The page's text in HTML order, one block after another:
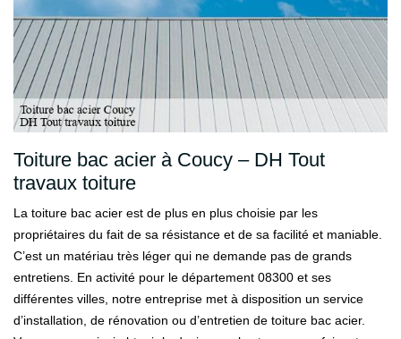
Toiture bac acier à Coucy – DH Tout
travaux toiture
La toiture bac acier est de plus en plus choisie par les
propriétaires du fait de sa résistance et de sa facilité et maniable.
C’est un matériau très léger qui ne demande pas de grands
entretiens. En activité pour le département 08300 et ses
différentes villes, notre entreprise met à disposition un service
d’installation, de rénovation ou d’entretien de toiture bac acier.